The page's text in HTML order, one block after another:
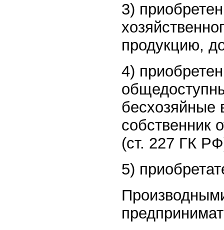
3)
продукцию,
4)
бесхозяйные
собственник
(ст. 227 ГК
5)